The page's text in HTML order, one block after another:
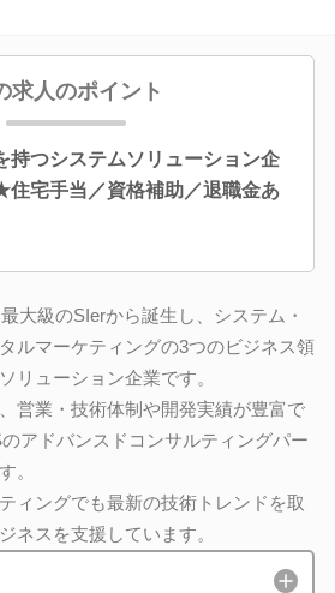
求人のポイント
持つシステムソリューション企
宅手当／資格補助／退職金あ
大級のSIerから誕生し、システム・
ルマーケティングの3つのビジネス領
リューション企業です。
営業・技術体制や開発実績が豊富で
アドバンスドコンサルティングパー
。
ィングでも最新の技術トレンドを取
ネスを支援しています。